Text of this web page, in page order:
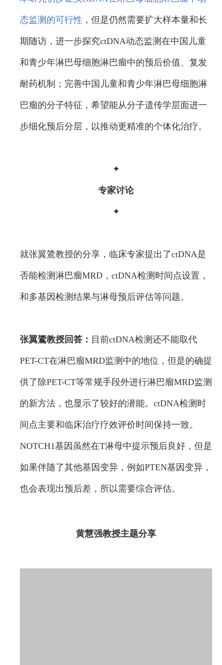
态监测的可行性 ，但是仍然需要扩大样本量和长
期随访，进一步探究ctDNA动态监测在中国儿童
和青少年淋巴母细胞淋巴瘤中的预后价值、复发
耐药机制；完善中国儿童和青少年淋巴母细胞淋
巴瘤的分子特征，希望能从分子遗传学层面进一
步细化预后分层，以推动更精准的个体化治疗。
✦
专家讨论
✦
就张翼鷟教授的分享，临床专家提出了ctDNA是
否能检测淋巴瘤MRD，ctDNA检测时间点设置，
和多基因检测结果与淋母预后评估等问题。
张翼鷟教授回答： 目前ctDNA检测还不能取代
PET-CT在淋巴瘤MRD监测中的地位，但是的确提
供了除PET-CT等常规手段外进行淋巴瘤MRD监测
的新方法，也显示了较好的潜能。ctDNA检测时
间点主要和临床治疗疗效评价时间保持一致。
NOTCH1基因虽然在T淋母中提示预后良好，但是
如果伴随了其他基因变异，例如PTEN基因变异，
也会表现出预后差，所以需要综合评估。
黄慧强教授主题分享